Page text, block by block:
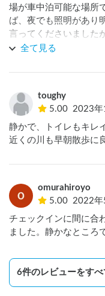
場が車中泊可能な場所
ば、夜でも照明があり
言ってくださいました
過ごしました。
朝は地元の野菜を使っ
松菜、カブ、トマト、
したが、カボチャがす
す！またピザを食べに
全て見る
toughy
5.00 2023年
静かで、トイレもキレ
近くの川も早朝散歩に
omurahiroyo
5.00 2022年
チェックインに間に合
ました。静かなところ
6件のレビューをすべ